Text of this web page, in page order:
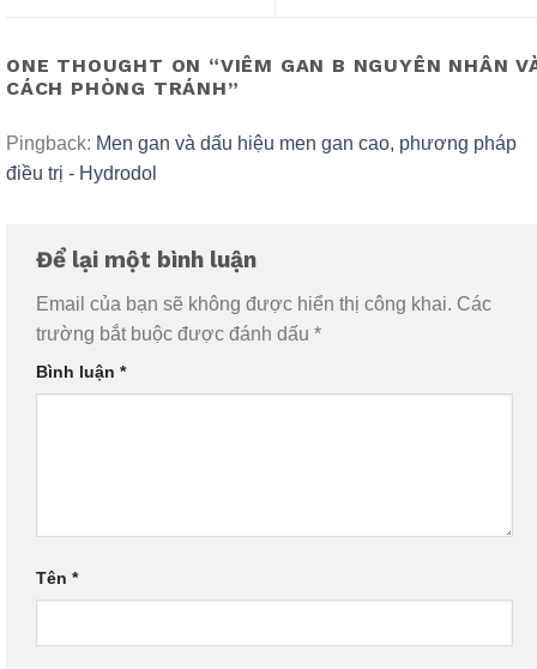
ONE THOUGHT ON “VIÊM GAN B NGUYÊN NHÂN
CÁCH PHÒNG TRÁNH”
Pingback: Men gan và dấu hiệu men gan cao, phương pháp
điều trị - Hydrodol
Để lại một bình luận
Email của bạn sẽ không được hiển thị công khai. Các
trường bắt buộc được đánh dấu *
Bình luận *
Tên *